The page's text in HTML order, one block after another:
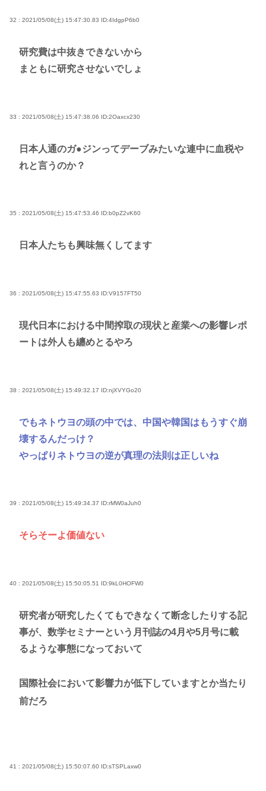
32 : 2021/05/08(土) 15:47:30.83 ID:4IdgpP6b0
研究費は中抜きできないから
まともに研究させないでしょ
33 : 2021/05/08(土) 15:47:38.06 ID:2Oaxcx230
日本人通のガ●ジンってデーブみたいな連中に血税や
れと言うのか？
35 : 2021/05/08(土) 15:47:53.46 ID:b0pZ2vK60
日本人たちも興味無くしてます
36 : 2021/05/08(土) 15:47:55.63 ID:V9157FT50
現代日本における中間搾取の現状と産業への影響レポ
ートは外人も纏めとるやろ
38 : 2021/05/08(土) 15:49:32.17 ID:njXVYGo20
でもネトウヨの頭の中では、中国や韓国はもうすぐ崩
壊するんだっけ？
やっぱりネトウヨの逆が真理の法則は正しいね
39 : 2021/05/08(土) 15:49:34.37 ID:rMW0aJuh0
そらそーよ価値ない
40 : 2021/05/08(土) 15:50:05.51 ID:9kL0HOFW0
研究者が研究したくてもできなくて断念したりする記
事が、数学セミナーという月刊誌の4月や5月号に載
るような事態になっておいて
国際社会において影響力が低下していますとか当たり
前だろ
41 : 2021/05/08(土) 15:50:07.60 ID:sTSPLaxw0